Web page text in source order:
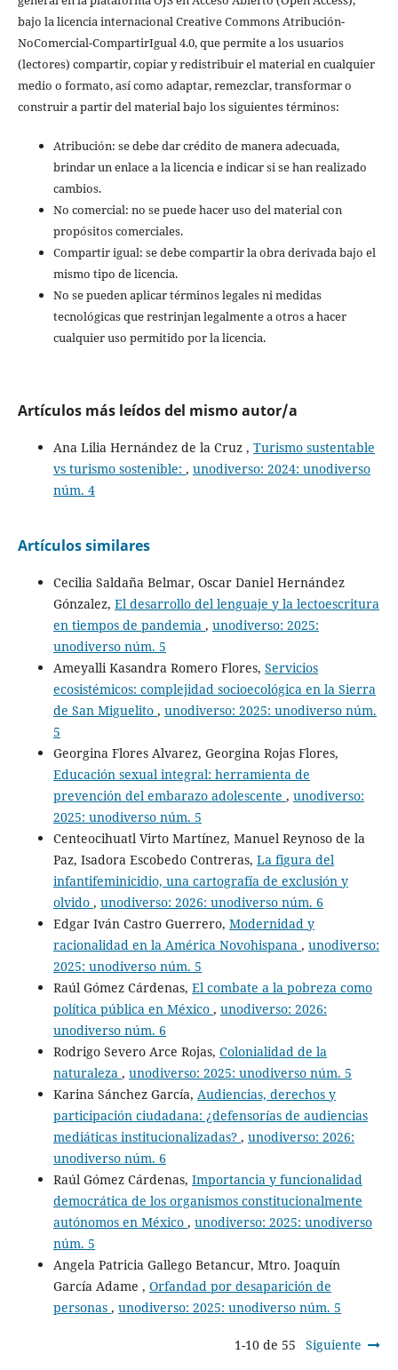
bajo la licencia internacional Creative Commons Atribución-
NoComercial-CompartirIgual 4.0, que permite a los usuarios
(lectores) compartir, copiar y redistribuir el material en cualquier
medio o formato, así como adaptar, remezclar, transformar o
construir a partir del material bajo los siguientes términos:
Atribución: se debe dar crédito de manera adecuada,
brindar un enlace a la licencia e indicar si se han realizado
cambios.
No comercial: no se puede hacer uso del material con
propósitos comerciales.
Compartir igual: se debe compartir la obra derivada bajo el
mismo tipo de licencia.
No se pueden aplicar términos legales ni medidas
tecnológicas que restrinjan legalmente a otros a hacer
cualquier uso permitido por la licencia.
Artículos más leídos del mismo autor/a
Ana Lilia Hernández de la Cruz , Turismo sustentable
vs turismo sostenible: , unodiverso: 2024: unodiverso
núm. 4
Artículos similares
Cecilia Saldaña Belmar, Oscar Daniel Hernández
Gónzalez, El desarrollo del lenguaje y la lectoescritura
en tiempos de pandemia , unodiverso: 2025:
unodiverso núm. 5
Ameyalli Kasandra Romero Flores, Servicios
ecosistémicos: complejidad socioecológica en la Sierra
de San Miguelito , unodiverso: 2025: unodiverso núm.
5
Georgina Flores Alvarez, Georgina Rojas Flores,
Educación sexual integral: herramienta de
prevención del embarazo adolescente , unodiverso:
2025: unodiverso núm. 5
Centeocihuatl Virto Martínez, Manuel Reynoso de la
Paz, Isadora Escobedo Contreras, La figura del
infantifeminicidio, una cartografía de exclusión y
olvido , unodiverso: 2026: unodiverso núm. 6
Edgar Iván Castro Guerrero, Modernidad y
racionalidad en la América Novohispana , unodiverso:
2025: unodiverso núm. 5
Raúl Gómez Cárdenas, El combate a la pobreza como
política pública en México , unodiverso: 2026:
unodiverso núm. 6
Rodrigo Severo Arce Rojas, Colonialidad de la
naturaleza , unodiverso: 2025: unodiverso núm. 5
Karina Sánchez García, Audiencias, derechos y
participación ciudadana: ¿defensorías de audiencias
mediáticas institucionalizadas? , unodiverso: 2026:
unodiverso núm. 6
Raúl Gómez Cárdenas, Importancia y funcionalidad
democrática de los organismos constitucionalmente
autónomos en México , unodiverso: 2025: unodiverso
núm. 5
Angela Patricia Gallego Betancur, Mtro. Joaquín
García Adame , Orfandad por desaparición de
personas , unodiverso: 2025: unodiverso núm. 5
1-10 de 55 Siguiente